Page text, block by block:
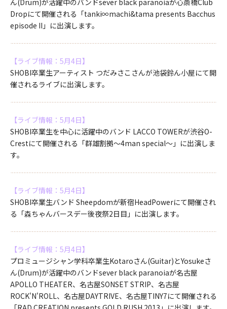
Dropにて開催される「tanki∞machi&tama presents Bacchus
episode II」に出演します。
【ライブ情報：5月4日】
SHOBI卒業生アーティスト つだみさこさんが池袋鈴ん小屋にて開
催されるライブに出演します。
【ライブ情報：5月4日】
SHOBI卒業生を中心に活躍中のバンド LACCO TOWERが渋谷O-
Crestにて開催される「群雄割拠～4man special～」に出演しま
す。
【ライブ情報：5月4日】
SHOBI卒業生バンド Sheepdomが新宿HeadPowerにて開催され
る「森ちゃんバースデー後夜祭2日目」に出演します。
【ライブ情報：5月4日】
プロミュージシャン学科卒業生Kotaroさん(Guitar)とYosukeさ
ん(Drum)が活躍中のバンドsever black paranoiaが名古屋
APOLLO THEATER、名古屋SONSET STRIP、名古屋
ROCK'N'ROLL、名古屋DAYTRIVE、名古屋TINY7にて開催される